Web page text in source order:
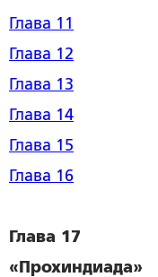
Глава 11
Глава 12
Глава 13
Глава 14
Глава 15
Глава 16
Глава 17